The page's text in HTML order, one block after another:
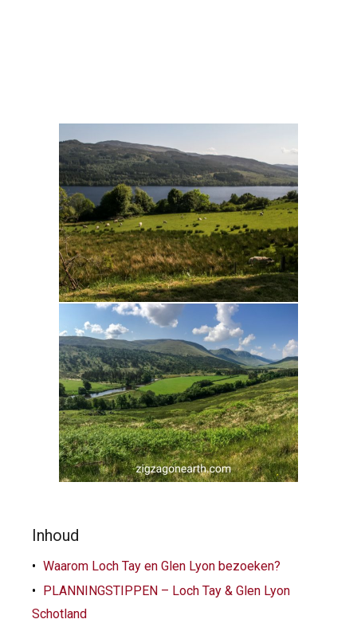
Inhoud
Waarom Loch Tay en Glen Lyon bezoeken?
PLANNINGSTIPPEN – Loch Tay & Glen Lyon
Schotland